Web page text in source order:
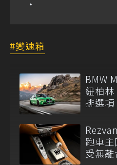
變速箱
BMW
紐柏
排選項
跑車
受無離